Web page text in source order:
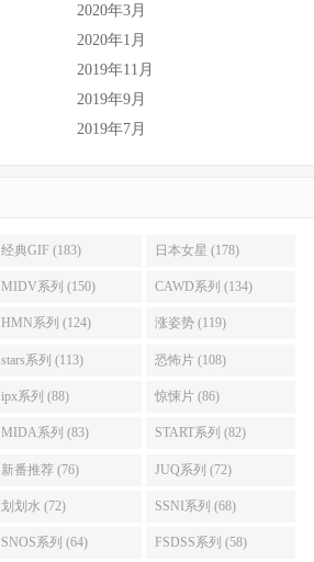
2020年3月
2020年1月
2019年11月
2019年9月
2019年7月
经典GIF (183) 日本女星 (178)
MIDV系列 (150) CAWD系列 (134)
HMN系列 (124) 涨姿势 (119)
stars系列 (113) 恐怖片 (108)
ipx系列 (88) 惊悚片 (86)
MIDA系列 (83) START系列 (82)
新番推荐 (76) JUQ系列 (72)
划划水 (72) SSNI系列 (68)
SNOS系列 (64) FSDSS系列 (58)